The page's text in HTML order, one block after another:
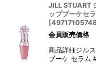
JILL STUART
ップブーケセ
[
会員販売価格
商品詳細ジル
ブーケ セラム